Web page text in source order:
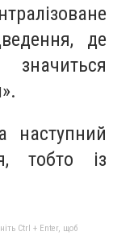
де
наступний
тобто із
Ctrl + Enter, щоб